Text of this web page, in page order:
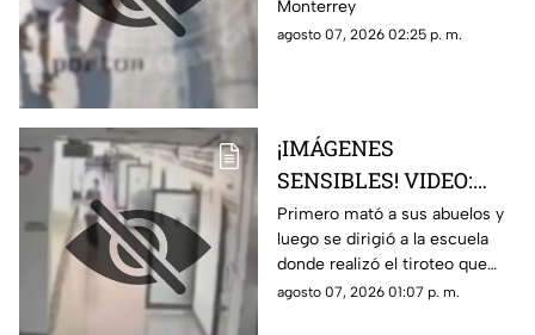
tráiler luego de ser
empujado sin motivo
Monterrey
agosto 07, 2026 02:25 p. m.
¡IMÁGENES
SENSIBLES! VIDEO:
Momento exacto en que
un adolescente de 14
años realiza un tiroteo
masivo en su escuela;
Primero mató a sus abuelos y
luego se dirigió a la escuela
donde realizó el tiroteo que
dejó cinco maestros sin vida y
agosto 07, 2026 01:07 p. m.